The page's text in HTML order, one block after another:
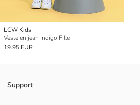
LCW Kids
Veste en jean Indigo Fille
19.95 EUR
Support